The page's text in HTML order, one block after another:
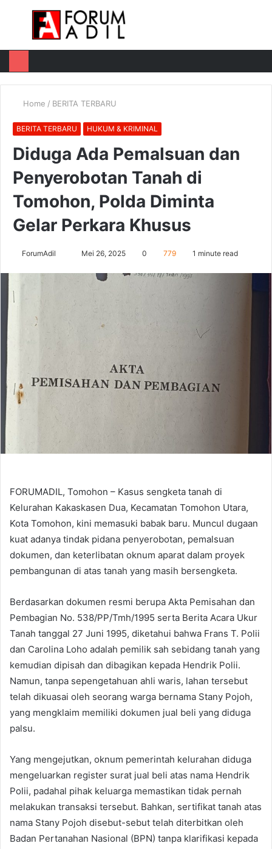
Menu
Home / BERITA TERBARU
BERITA TERBARU HUKUM & KRIMINAL
Diduga Ada Pemalsuan dan
Penyerobotan Tanah di
Tomohon, Polda Diminta
Gelar Perkara Khusus
ForumAdil Mei 26, 2025 0 779 1 minute read
FORUMADIL, Tomohon – Kasus sengketa tanah di
Kelurahan Kakaskasen Dua, Kecamatan Tomohon Utara,
Kota Tomohon, kini memasuki babak baru. Muncul dugaan
kuat adanya tindak pidana penyerobotan, pemalsuan
dokumen, dan keterlibatan oknum aparat dalam proyek
pembangunan di atas tanah yang masih bersengketa.
Berdasarkan dokumen resmi berupa Akta Pemisahan dan
Pembagian No. 538/PP/Tmh/1995 serta Berita Acara Ukur
Tanah tanggal 27 Juni 1995, diketahui bahwa Frans T. Polii
dan Carolina Loho adalah pemilik sah sebidang tanah yang
kemudian dipisah dan dibagikan kepada Hendrik Polii.
Namun, tanpa sepengetahuan ahli waris, lahan tersebut
telah dikuasai oleh seorang warga bernama Stany Pojoh,
yang mengklaim memiliki dokumen jual beli yang diduga
palsu.
Yang mengejutkan, oknum pemerintah kelurahan diduga
mengeluarkan register surat jual beli atas nama Hendrik
Polii, padahal pihak keluarga memastikan tidak pernah
melakukan transaksi tersebut. Bahkan, sertifikat tanah atas
nama Stany Pojoh disebut-sebut telah diterbitkan oleh
Badan Pertanahan Nasional (BPN) tanpa klarifikasi kepada